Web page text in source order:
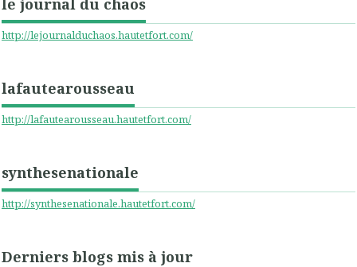
http://lejournalduchaos.hautetfort.com/
lafautearousseau
http://lafautearousseau.hautetfort.com/
synthesenationale
http://synthesenationale.hautetfort.com/
Derniers blogs mis à jour